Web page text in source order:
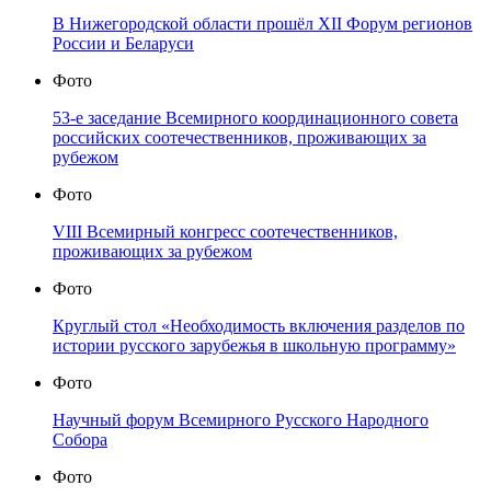
В Нижегородской области прошёл XII Форум регионов
России и Беларуси
Фото
53-е заседание Всемирного координационного совета
российских соотечественников, проживающих за
рубежом
Фото
VIII Всемирный конгресс соотечественников,
проживающих за рубежом
Фото
Круглый стол «Необходимость включения разделов по
истории русского зарубежья в школьную программу»
Фото
Научный форум Всемирного Русского Народного
Собора
Фото